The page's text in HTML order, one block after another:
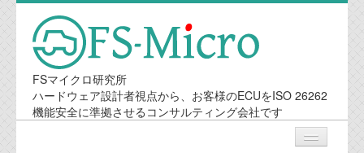
FSマイクロ研究所
ハードウェア設計者視点から、お客様のECUをISO 26262
機能安全に準拠させるコンサルティング会社です